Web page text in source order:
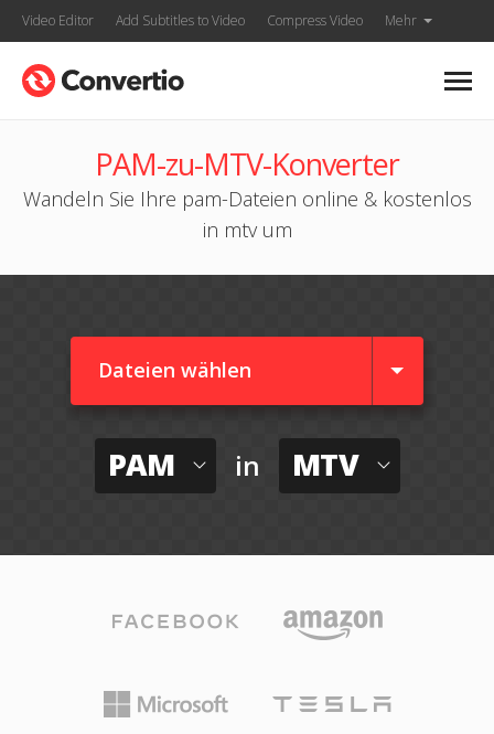
Video Editor Add Subtitles to Video Compress Video Mehr
PAM-zu-MTV-Konverter
Wandeln Sie Ihre pam-Dateien online & kostenlos
in mtv um
Dateien wählen
PAM in MTV